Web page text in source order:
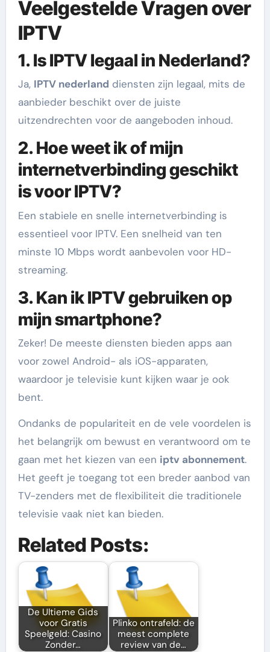
Veelgestelde Vragen over
IPTV
1. Is IPTV legaal in Nederland?
Ja, IPTV nederland diensten zijn legaal, mits de
aanbieder beschikt over de juiste
uitzendrechten voor de aangeboden inhoud.
2. Hoe weet ik of mijn
internetverbinding geschikt
is voor IPTV?
Een stabiele en snelle internetverbinding is
essentieel voor IPTV. Een snelheid van ten
minste 10 Mbps wordt aanbevolen voor HD-
streaming.
3. Kan ik IPTV gebruiken op
mijn smartphone?
Zeker! De meeste diensten bieden apps aan
voor zowel Android- als iOS-apparaten,
waardoor je televisie kunt kijken waar je ook
bent.
Ondanks de populariteit en de vele voordelen is
het belangrijk om bewust en verantwoord om te
gaan met het kiezen van een iptv abonnement.
Het geeft je toegang tot een breder aanbod van
TV-zenders met de flexibiliteit die traditionele
televisie vaak niet kan bieden.
Related Posts:
De Ultieme Gids
voor Gratis
Speelgeld: Casino
Zonder…
Plinko ontrafeld: de
meest complete
review van de…